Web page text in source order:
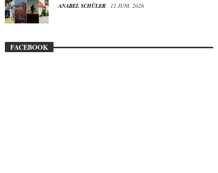
ANABEL SCHÜLER 12 JUNI, 2026
FACEBOOK